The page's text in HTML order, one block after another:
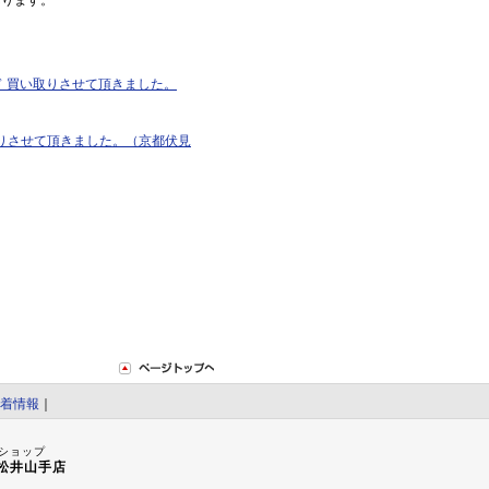
い取りさせて頂きました。
させて頂きました。（京都伏見
情報
ョップ
井山手店